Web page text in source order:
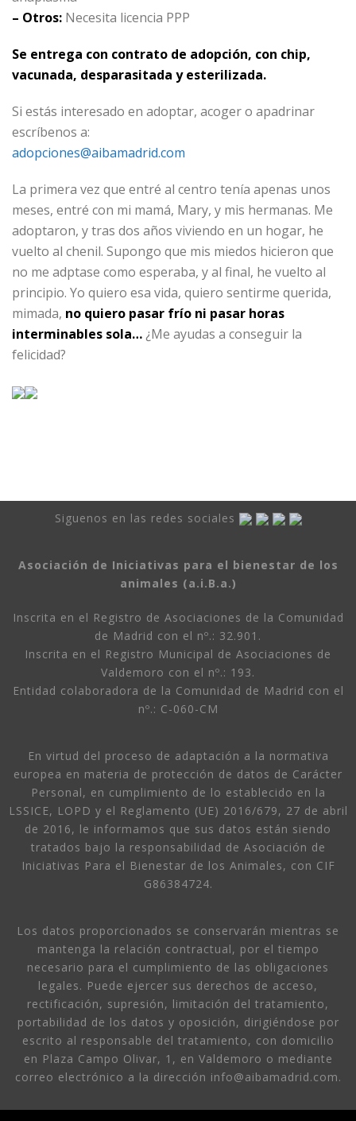
– Otros: Necesita licencia PPP
Se entrega con contrato de adopción, con chip,
vacunada, desparasitada y esterilizada.
Si estás interesado en adoptar, acoger o apadrinar
escríbenos a:
adopciones@aibamadrid.com
La primera vez que entré al centro tenía apenas unos
meses, entré con mi mamá, Mary, y mis hermanas. Me
adoptaron, y tras dos años viviendo en un hogar, he
vuelto al chenil. Supongo que mis miedos hicieron que
no me adptase como esperaba, y al final, he vuelto al
principio. Yo quiero esa vida, quiero sentirme querida,
mimada, no quiero pasar frío ni pasar horas
interminables sola… ¿Me ayudas a conseguir la
felicidad?
Siguenos en las redes sociales
Asociación de Iniciativas para el bienestar de los
animales (a.i.B.a.)
Inscrita en el Registro de Asociaciones de la Comunidad
de Madrid con el nº.: 32.901.
Inscrita en el Registro Municipal de Asociaciones de
Valdemoro con el nº.: 193.
Entidad colaboradora de la Comunidad de Madrid con el
nº.: C-060-CM
En virtud del proceso de adaptación a la normativa
europea en materia de protección de datos de Carácter
Personal, en cumplimiento de lo establecido en la
LSSICE, LOPD y el Reglamento (UE) 2016/679, 27 de abril
de 2016, le informamos que sus datos están siendo
tratados bajo la responsabilidad de Asociación de
Iniciativas Para el Bienestar de los Animales, con CIF
G86384724.
Los datos proporcionados se conservarán mientras se
mantenga la relación contractual, por el tiempo
necesario para el cumplimiento de las obligaciones
legales. Puede ejercer sus derechos de acceso,
rectificación, supresión, limitación del tratamiento,
portabilidad de los datos y oposición, dirigiéndose por
escrito al responsable del tratamiento, con domicilio
en Plaza Campo Olivar, 1, en Valdemoro o mediante
correo electrónico a la dirección info@aibamadrid.com.